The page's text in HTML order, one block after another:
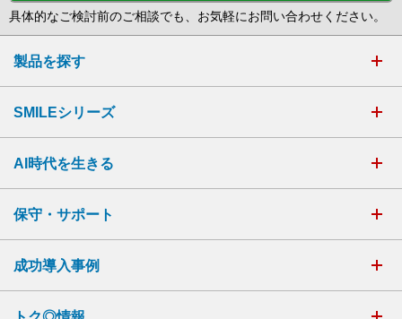
具体的なご検討前のご相談でも、お気軽にお問い合わせください。
製品を探す
SMILEシリーズ
AI時代を生きる
保守・サポート
成功導入事例